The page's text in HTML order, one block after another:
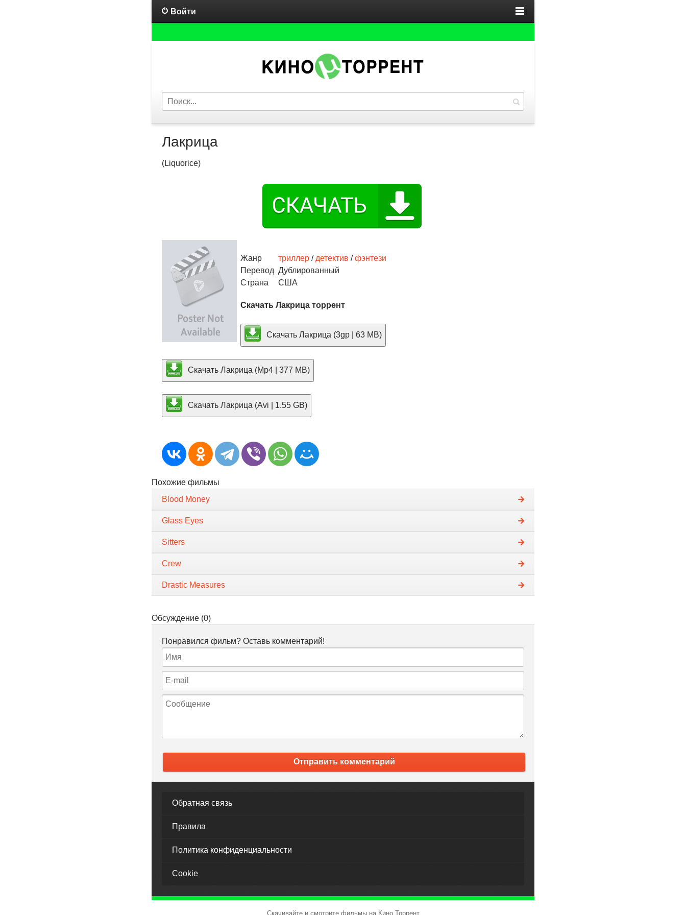
Войти
Лакрица
(Liquorice)
Жанр триллер / детектив /фэнтези
Перевод Дублированный
Страна
США
Скачать Лакрица торрент
Скачать Лакрица (3gp | 63 MB)
Скачать Лакрица (Mp4 | 377 MB)
Скачать Лакрица (Avi | 1.55 GB)
Похожие фильмы
Blood Money
Glass Eyes
Sitters
Crew
Drastic Measures
Обсуждение (0)
Понравился фильм? Оставь комментарий!
Отправить комментарий
Обратная связь
Правила
Политика конфиденциальности
Cookie
Скачивайте и смотрите фильмы на Кино Торрент